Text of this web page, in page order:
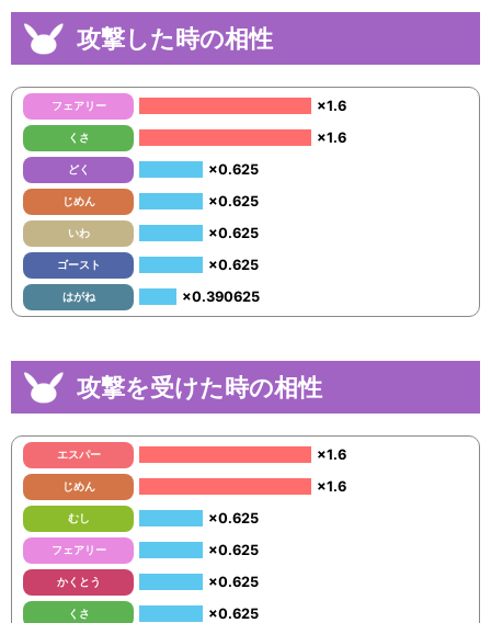
攻撃した時の相性
フェアリー ×1.6
くさ ×1.6
どく ×0.625
じめん ×0.625
いわ ×0.625
ゴースト ×0.625
はがね ×0.390625
攻撃を受けた時の相性
エスパー ×1.6
じめん ×1.6
むし ×0.625
フェアリー ×0.625
かくとう ×0.625
くさ ×0.625